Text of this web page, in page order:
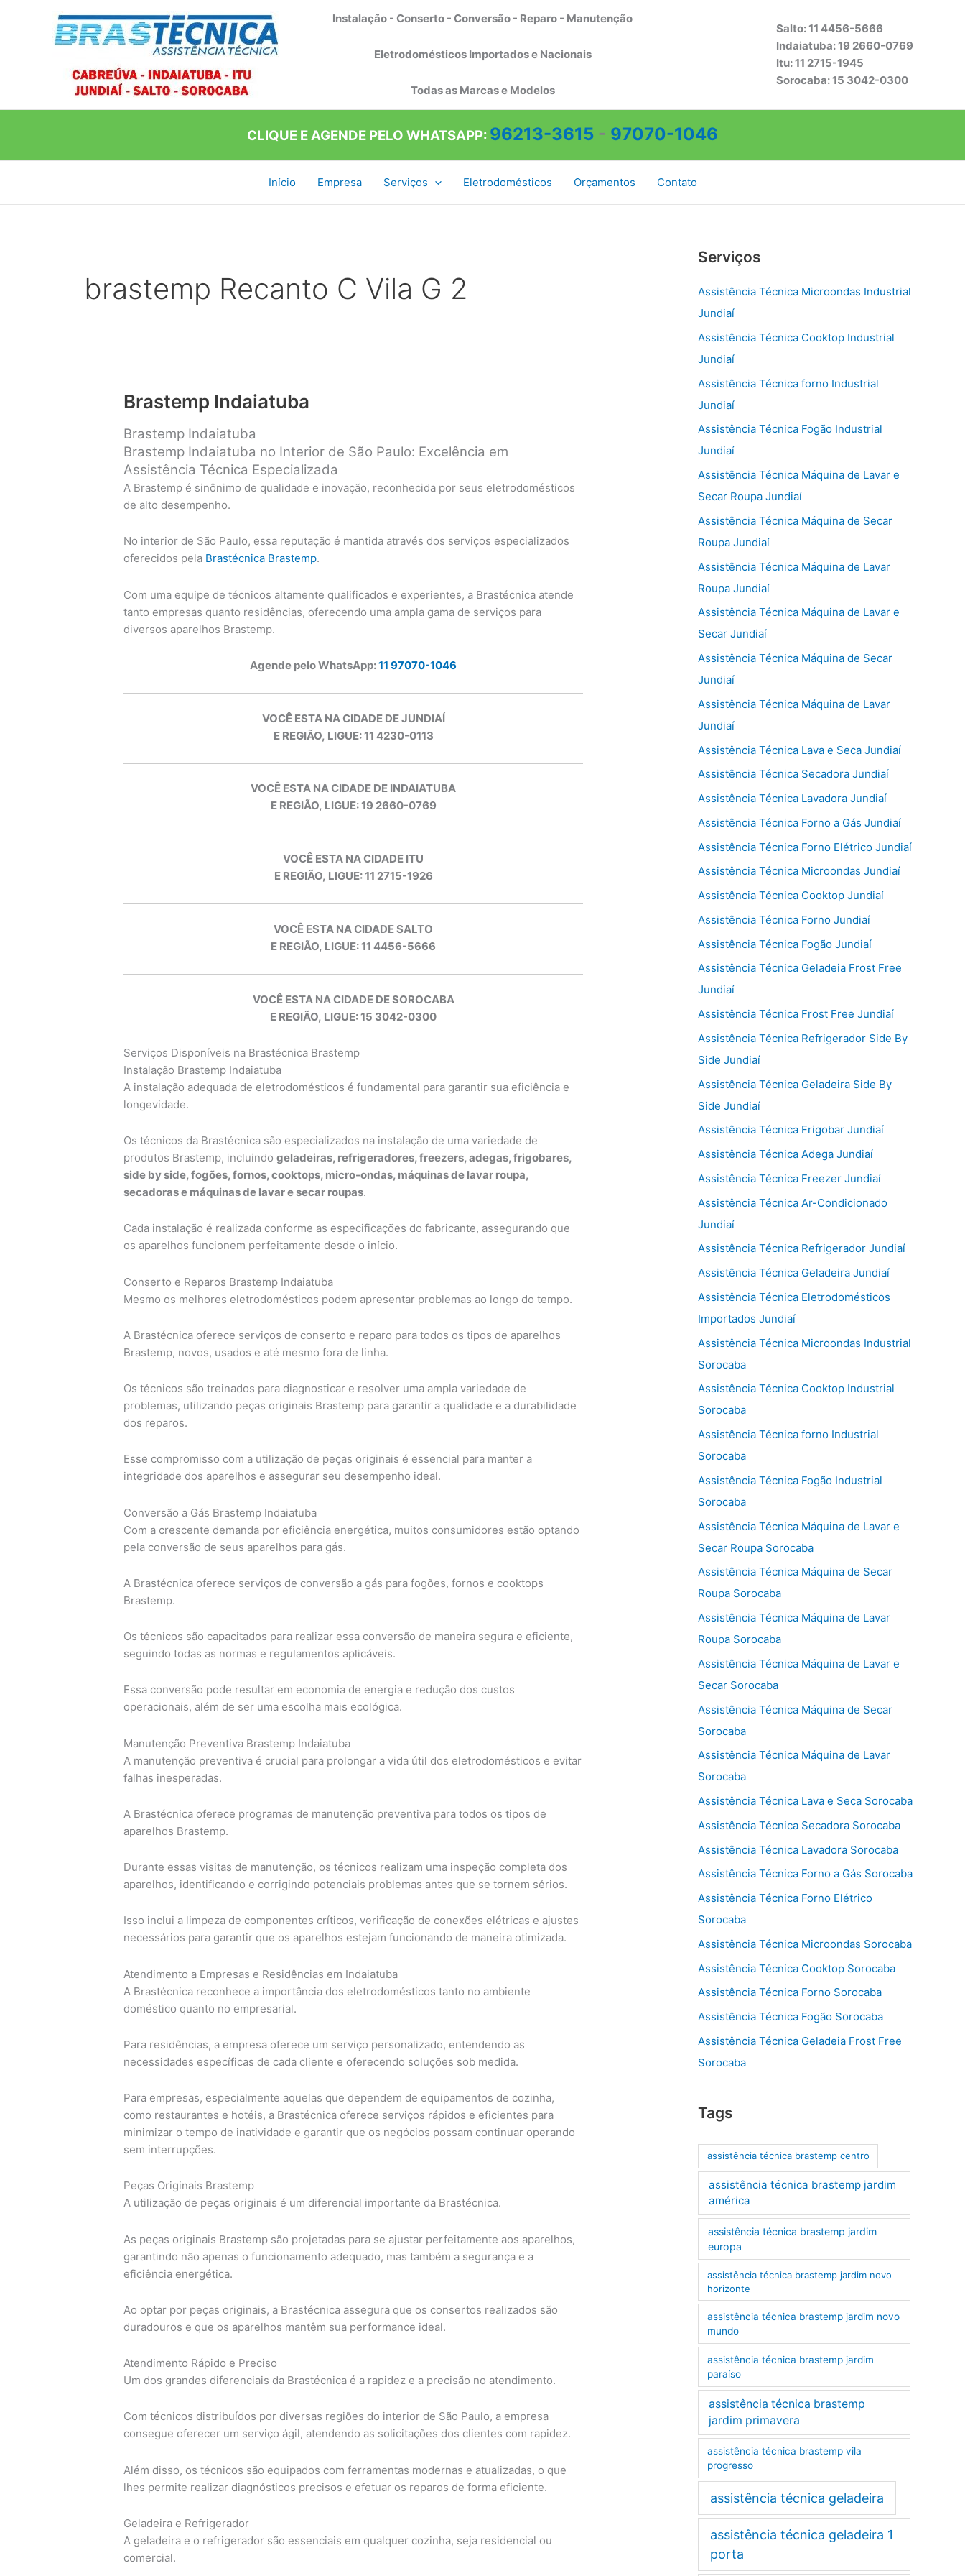
Instalação - Conserto - Conversão - Reparo - Manutenção
Eletrodomésticos Importados e Nacionais
Todas as Marcas e Modelos
Salto: 11 4456-5666
Indaiatuba: 19 2660-0769
Itu: 11 2715-1945
Sorocaba: 15 3042-0300
CLIQUE E AGENDE PELO WHATSAPP: 96213-3615 - 97070-1046
Início Empresa Serviços Eletrodomésticos Orçamentos Contato
brastemp Recanto C Vila G 2
Brastemp Indaiatuba
Brastemp Indaiatuba
Brastemp Indaiatuba no Interior de São Paulo: Excelência em
Assistência Técnica Especializada
A Brastemp é sinônimo de qualidade e inovação, reconhecida por seus eletrodomésticos
de alto desempenho.
No interior de São Paulo, essa reputação é mantida através dos serviços especializados
oferecidos pela Brastécnica Brastemp.
Com uma equipe de técnicos altamente qualificados e experientes, a Brastécnica atende
tanto empresas quanto residências, oferecendo uma ampla gama de serviços para
diversos aparelhos Brastemp.
Agende pelo WhatsApp:11 97070-1046
VOCÊ ESTA NA CIDADE DE JUNDIAÍ
E REGIÃO, LIGUE: 11 4230-0113
VOCÊ ESTA NA CIDADE DE INDAIATUBA
E REGIÃO, LIGUE: 19 2660-0769
VOCÊ ESTA NA CIDADE ITU
E REGIÃO, LIGUE: 11 2715-1926
VOCÊ ESTA NA CIDADE SALTO
E REGIÃO, LIGUE: 11 4456-5666
VOCÊ ESTA NA CIDADE DE SOROCABA
E REGIÃO, LIGUE: 15 3042-0300
Serviços Disponíveis na Brastécnica Brastemp
Instalação Brastemp Indaiatuba
A instalação adequada de eletrodomésticos é fundamental para garantir sua eficiência e
longevidade.
Os técnicos da Brastécnica são especializados na instalação de uma variedade de
produtos Brastemp, incluindogeladeiras, refrigeradores, freezers, adegas, frigobares,
side by side, fogões, fornos, cooktops, micro-ondas, máquinas de lavar roupa,
secadoras e máquinas de lavar e secar roupas.
Cada instalação é realizada conforme as especificações do fabricante, assegurando que
os aparelhos funcionem perfeitamente desde o início.
Conserto e Reparos Brastemp Indaiatuba
Mesmo os melhores eletrodomésticos podem apresentar problemas ao longo do tempo.
A Brastécnica oferece serviços de conserto e reparo para todos os tipos de aparelhos
Brastemp, novos, usados e até mesmo fora de linha.
Os técnicos são treinados para diagnosticar e resolver uma ampla variedade de
problemas, utilizando peças originais Brastemp para garantir a qualidade e a durabilidade
dos reparos.
Esse compromisso com a utilização de peças originais é essencial para manter a
integridade dos aparelhos e assegurar seu desempenho ideal.
Conversão a Gás Brastemp Indaiatuba
Com a crescente demanda por eficiência energética, muitos consumidores estão optando
pela conversão de seus aparelhos para gás.
A Brastécnica oferece serviços de conversão a gás para fogões, fornos e cooktops
Brastemp.
Os técnicos são capacitados para realizar essa conversão de maneira segura e eficiente,
seguindo todas as normas e regulamentos aplicáveis.
Essa conversão pode resultar em economia de energia e redução dos custos
operacionais, além de ser uma escolha mais ecológica.
Manutenção Preventiva Brastemp Indaiatuba
A manutenção preventiva é crucial para prolongar a vida útil dos eletrodomésticos e evitar
falhas inesperadas.
A Brastécnica oferece programas de manutenção preventiva para todos os tipos de
aparelhos Brastemp.
Durante essas visitas de manutenção, os técnicos realizam uma inspeção completa dos
aparelhos, identificando e corrigindo potenciais problemas antes que se tornem sérios.
Isso inclui a limpeza de componentes críticos, verificação de conexões elétricas e ajustes
necessários para garantir que os aparelhos estejam funcionando de maneira otimizada.
Atendimento a Empresas e Residências em Indaiatuba
A Brastécnica reconhece a importância dos eletrodomésticos tanto no ambiente
doméstico quanto no empresarial.
Para residências, a empresa oferece um serviço personalizado, entendendo as
necessidades específicas de cada cliente e oferecendo soluções sob medida.
Para empresas, especialmente aquelas que dependem de equipamentos de cozinha,
como restaurantes e hotéis, a Brastécnica oferece serviços rápidos e eficientes para
minimizar o tempo de inatividade e garantir que os negócios possam continuar operando
sem interrupções.
Peças Originais Brastemp
A utilização de peças originais é um diferencial importante da Brastécnica.
As peças originais Brastemp são projetadas para se ajustar perfeitamente aos aparelhos,
garantindo não apenas o funcionamento adequado, mas também a segurança e a
eficiência energética.
Ao optar por peças originais, a Brastécnica assegura que os consertos realizados são
duradouros e que os aparelhos mantêm sua performance ideal.
Atendimento Rápido e Preciso
Um dos grandes diferenciais da Brastécnica é a rapidez e a precisão no atendimento.
Com técnicos distribuídos por diversas regiões do interior de São Paulo, a empresa
consegue oferecer um serviço ágil, atendendo as solicitações dos clientes com rapidez.
Além disso, os técnicos são equipados com ferramentas modernas e atualizadas, o que
lhes permite realizar diagnósticos precisos e efetuar os reparos de forma eficiente.
Geladeira e Refrigerador
A geladeira e o refrigerador são essenciais em qualquer cozinha, seja residencial ou
comercial.
Serviços
Assistência Técnica Microondas Industrial
Jundiaí
Assistência Técnica Cooktop Industrial
Jundiaí
Assistência Técnica forno Industrial
Jundiaí
Assistência Técnica Fogão Industrial
Jundiaí
Assistência Técnica Máquina de Lavar e
Secar Roupa Jundiaí
Assistência Técnica Máquina de Secar
Roupa Jundiaí
Assistência Técnica Máquina de Lavar
Roupa Jundiaí
Assistência Técnica Máquina de Lavar e
Secar Jundiaí
Assistência Técnica Máquina de Secar
Jundiaí
Assistência Técnica Máquina de Lavar
Jundiaí
Assistência Técnica Lava e Seca Jundiaí
Assistência Técnica Secadora Jundiaí
Assistência Técnica Lavadora Jundiaí
Assistência Técnica Forno a Gás Jundiaí
Assistência Técnica Forno Elétrico Jundiaí
Assistência Técnica Microondas Jundiaí
Assistência Técnica Cooktop Jundiaí
Assistência Técnica Forno Jundiaí
Assistência Técnica Fogão Jundiaí
Assistência Técnica Geladeia Frost Free
Jundiaí
Assistência Técnica Frost Free Jundiaí
Assistência Técnica Refrigerador Side By
Side Jundiaí
Assistência Técnica Geladeira Side By
Side Jundiaí
Assistência Técnica Frigobar Jundiaí
Assistência Técnica Adega Jundiaí
Assistência Técnica Freezer Jundiaí
Assistência Técnica Ar-Condicionado
Jundiaí
Assistência Técnica Refrigerador Jundiaí
Assistência Técnica Geladeira Jundiaí
Assistência Técnica Eletrodomésticos
Importados Jundiaí
Assistência Técnica Microondas Industrial
Sorocaba
Assistência Técnica Cooktop Industrial
Sorocaba
Assistência Técnica forno Industrial
Sorocaba
Assistência Técnica Fogão Industrial
Sorocaba
Assistência Técnica Máquina de Lavar e
Secar Roupa Sorocaba
Assistência Técnica Máquina de Secar
Roupa Sorocaba
Assistência Técnica Máquina de Lavar
Roupa Sorocaba
Assistência Técnica Máquina de Lavar e
Secar Sorocaba
Assistência Técnica Máquina de Secar
Sorocaba
Assistência Técnica Máquina de Lavar
Sorocaba
Assistência Técnica Lava e Seca Sorocaba
Assistência Técnica Secadora Sorocaba
Assistência Técnica Lavadora Sorocaba
Assistência Técnica Forno a Gás Sorocaba
Assistência Técnica Forno Elétrico
Sorocaba
Assistência Técnica Microondas Sorocaba
Assistência Técnica Cooktop Sorocaba
Assistência Técnica Forno Sorocaba
Assistência Técnica Fogão Sorocaba
Assistência Técnica Geladeia Frost Free
Sorocaba
Tags
assistência técnica brastemp centro
assistência técnica brastemp jardim
américa
assistência técnica brastemp jardim
europa
assistência técnica brastemp jardim novo
horizonte
assistência técnica brastemp jardim novo
mundo
assistência técnica brastemp jardim
paraíso
assistência técnica brastemp
jardim primavera
assistência técnica brastemp vila
progresso
assistência técnica geladeira
assistência técnica geladeira 1
porta